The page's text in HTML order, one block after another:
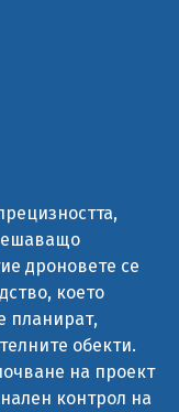
дроновете се
което
планират,
обекти.
на проект
контрол на